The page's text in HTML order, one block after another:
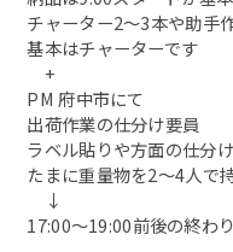
チャーター2〜3本や助手
基本はチャーターです
+
PM 府中市にて
出荷作業の仕分け要員
ラベル貼りや方面の仕分
たまに重量物を2〜4人で
↓
17:00〜19:00前後の終わ